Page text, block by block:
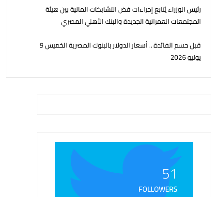
رئيس الوزراء يُتابع إجراءات فض التشابكات المالية بين هيئة
المجتمعات العمرانية الجديدة والبنك الأهلي المصري
قبل حسم الفائدة .. أسعار الدولار بالبنوك المصرية الخميس 9
يوليو 2026
51
FOLLOWERS